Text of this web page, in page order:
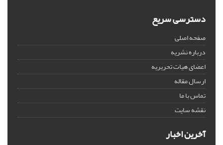
دسترسی سریع
صفحه اصلی
درباره نشریه
اعضای هیات تحریریه
ارسال مقاله
تماس با ما
نقشه سایت
آخرین اخبار